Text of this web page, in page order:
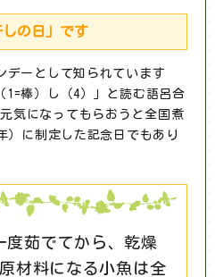
の日」です
デーとして知られています
1=棒）し（4）」と読む語呂合
気になってもらおうと全国煮
）に制定した記念日でもあり
度茹でてから、乾燥
材料になる小魚は全